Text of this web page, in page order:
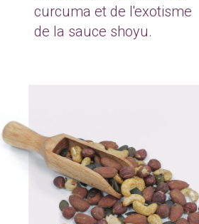
curcuma et de l'exotisme
de la sauce shoyu.